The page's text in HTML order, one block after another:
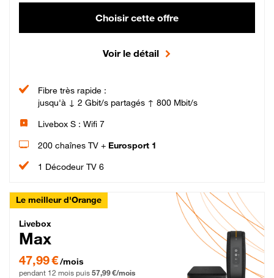
Choisir cette offre
Voir le détail
Fibre très rapide :
jusqu'à ↓ 2 Gbit/s partagés ↑ 800 Mbit/s
Livebox S : Wifi 7
200 chaînes TV + Eurosport 1
1 Décodeur TV 6
Le meilleur d'Orange
Livebox Max Fibre
Livebox
Max
47,99 € par mois pendant 12 mois puis 57,99 € par mois, Engagement 12 mois
47,99 €/mois
pendant 12 mois puis 57,99 €/mois